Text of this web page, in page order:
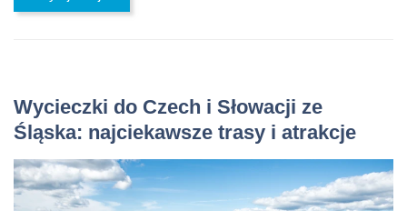
Wycieczki do Czech i Słowacji ze
Śląska: najciekawsze trasy i atrakcje